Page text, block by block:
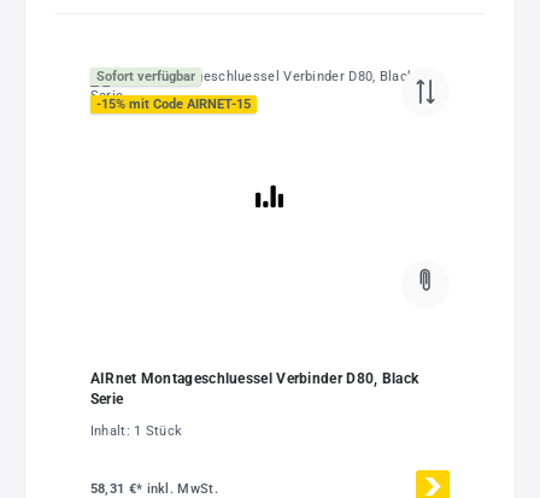
Sofort verfügbar
-15% mit Code AIRNET-15
AIRnet Montageschluessel Verbinder D80, Black
Serie
Inhalt: 1 Stück
58,31 €* inkl. MwSt.